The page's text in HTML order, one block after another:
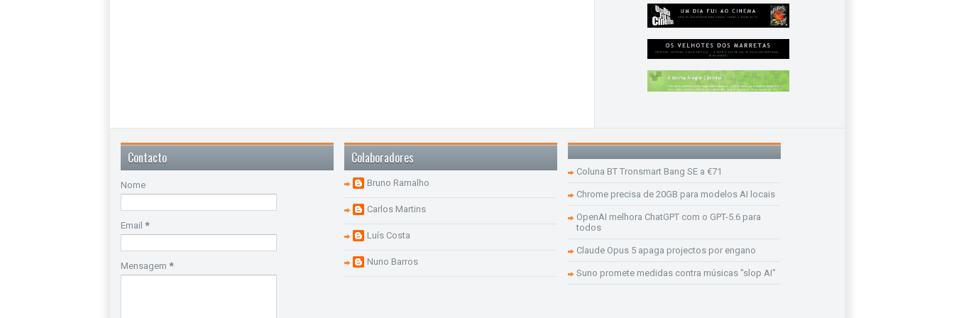
Contacto
Nome
Email *
Mensagem *
Colaboradores
Bruno Ramalho
Carlos Martins
Luís Costa
Nuno Barros
Coluna BT Tronsmart Bang SE a €71
Chrome precisa de 20GB para modelos AI locais
OpenAI melhora ChatGPT com o GPT-5.6 para
todos
Claude Opus 5 apaga projectos por engano
Suno promete medidas contra músicas "slop AI"